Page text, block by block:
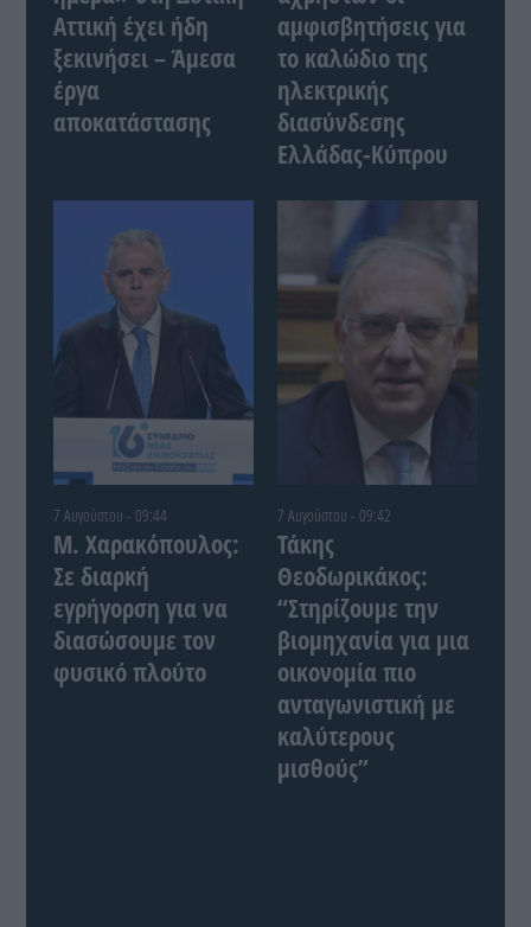
Αττική έχει ήδη
ξεκινήσει – Άμεσα
έργα
αποκατάστασης
αμφισβητήσεις για
το καλώδιο της
ηλεκτρικής
διασύνδεσης
Ελλάδας-Κύπρου
7 Αυγούστου - 09:44
Μ. Χαρακόπουλος:
Σε διαρκή
εγρήγορση για να
διασώσουμε τον
φυσικό πλούτο
7 Αυγούστου - 09:42
Τάκης
Θεοδωρικάκος:
“Στηρίζουμε την
βιομηχανία για μια
οικονομία πιο
ανταγωνιστική με
καλύτερους
μισθούς”